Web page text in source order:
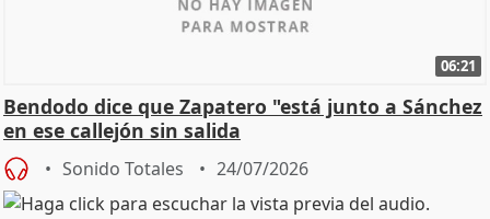
06:21
Bendodo dice que Zapatero "está junto a Sánchez
en ese callejón sin salida
Sonido Totales 24/07/2026